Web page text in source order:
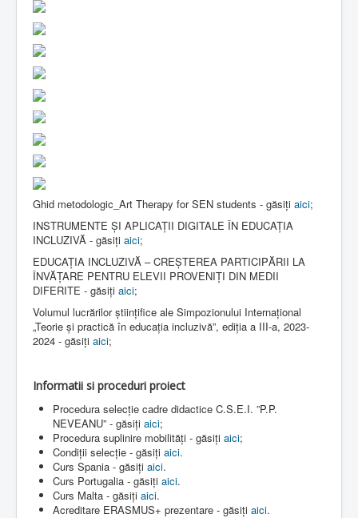
Ghid metodologic_Art Therapy for SEN students - găsiți aici;
INSTRUMENTE ȘI APLICAȚII DIGITALE ÎN EDUCAȚIA
INCLUZIVĂ - găsiți aici;
EDUCAȚIA INCLUZIVĂ – CREȘTEREA PARTICIPĂRII LA
ÎNVĂȚARE PENTRU ELEVII PROVENIȚI DIN MEDII
DIFERITE - găsiți aici;
Volumul lucrărilor științifice ale Simpozionului Internațional
„Teorie și practică în educația incluzivă”, ediția a III-a, 2023-
2024 - găsiți aici;
Informatii si proceduri proiect
Procedura selecție cadre didactice C.S.E.I. ”P.P.
NEVEANU” - găsiți aici;
Procedura suplinire mobilități - găsiți aici;
Condiții selecție - găsiți aici.
Curs Spania - găsiți aici.
Curs Portugalia - găsiți aici.
Curs Malta - găsiți aici.
Acreditare ERASMUS+ prezentare - găsiți aici.